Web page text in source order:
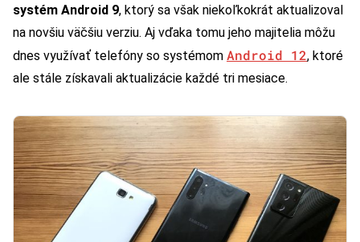
systém Android 9, ktorý sa však niekoľkokrát aktualizoval
na novšiu väčšiu verziu. Aj vďaka tomu jeho majitelia môžu
dnes využívať telefóny so systémom Android 12, ktoré
ale stále získavali aktualizácie každé tri mesiace.